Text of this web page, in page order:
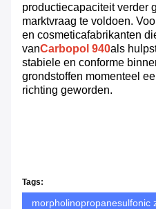
productiecapaciteit verder
marktvraag te voldoen.
en cosmeticafabrikanten
vanCarbopol 940als
stabiele en conforme
grondstoffen momenteel
richting geworden.
Tags:
morpholinopropanesulfonic